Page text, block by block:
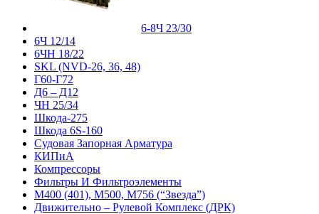
6-8Ч 23/30
6Ч 12/14
6ЧН 18/22
SKL (NVD-26, 36, 48)
Г60-Г72
Д6 – Д12
ЧН 25/34
Шкода-275
Шкода 6S-160
Судовая Запорная Арматура
КИПиА
Компрессоры
Фильтры И Фильтроэлементы
М400 (401), М500, М756 (“Звезда”)
Движительно – Рулевой Комплекс (ДРК)